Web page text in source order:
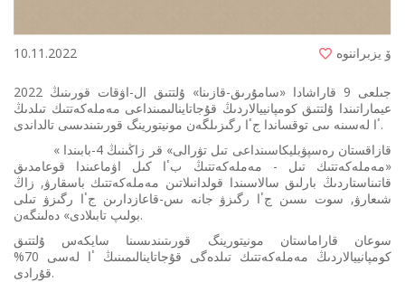
10.11.2022 ۆ يزبراننوە
2022 جىلعى 9 قاراشادا «سامۇرىق-قازىنا» ۇلتتىق ال-اۋقات قورىنىڭ
عيماراتىندا ۇلتتىق كومپانييالاردىڭ قۇجاتاينالىمىنداعى مەملەكەتتىك تىلدىڭ
ٴا لەسىنە ىىى توقساندا جٴا رگىزىلگەن مونيتورينگ قورىتىندىسى تالداندى.
«قازاقستان رەسپۋبليكاسىنداعى تىل تۋرالى» قر زاڭىنىڭ 4-بابىندا
«مەملەكەتتىك تىل - مەملەكەتتىڭ بٴا كىل اۋماعىندا قوعامدىق
قاتىناستاردىڭ بارلىق سالاسىندا قولدانىلاتىن مەملەكەتتىك باسقارۋ, زاڭ
شىعارۋ, سوت ىسىن جٴا رگىزۋ جانە ىس-قاعازدارىن جٴا رگىزۋ تىلى
بولىپ تابىلادى» دەلىنگەن.
سوعان قاراماستان مونيتورينگ قورىتىندىسىنا سايكەس ۇلتتىق
كومپانييالاردىڭ مەملەكەتتىك تىلدەگى قۇجاتاينالىمىنىڭ ٴا لەسى 70%
قۇرادى.